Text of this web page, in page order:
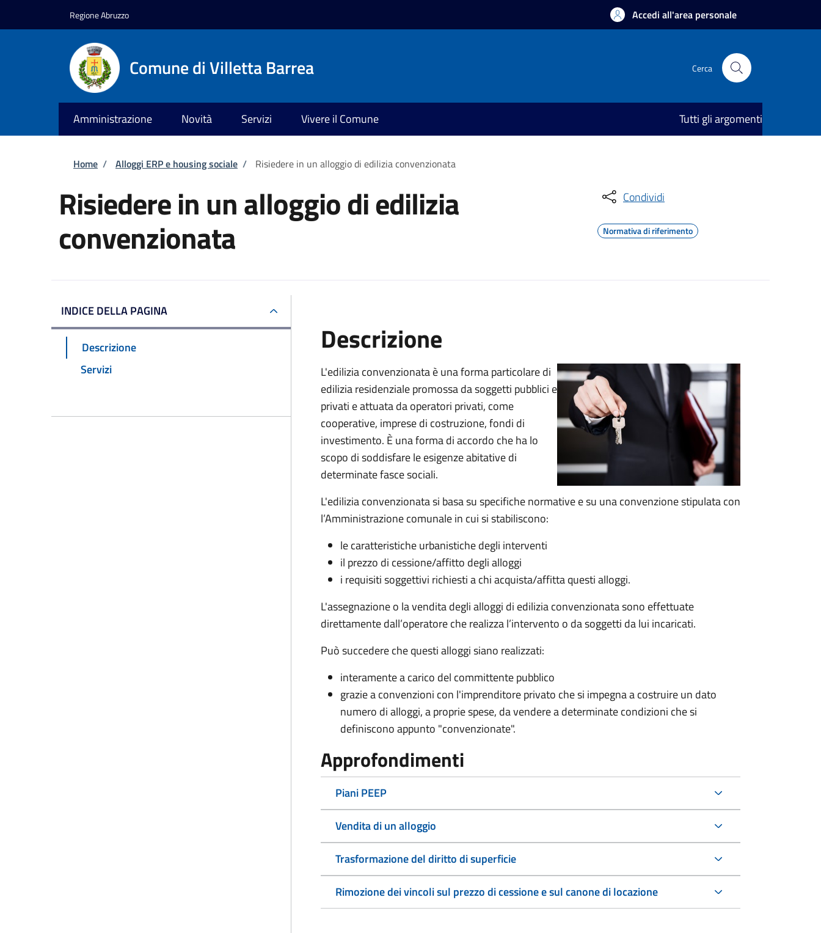
Regione Abruzzo Accedi all'area personale
Comune di Villetta Barrea Cerca
Amministrazione Novità Servizi Vivere il Comune Tutti gli argomenti
Briciole di pane
Home / Alloggi ERP e housing sociale / Risiedere in un alloggio di edilizia convenzionata
Risiedere in un alloggio di edilizia
convenzionata
Condividi
Normativa di riferimento
INDICE DELLA PAGINA
Descrizione
Servizi
Descrizione
L'edilizia convenzionata è una forma particolare di
edilizia residenziale promossa da soggetti pubblici e
privati e attuata da operatori privati, come
cooperative, imprese di costruzione, fondi di
investimento. È una forma di accordo che ha lo
scopo di soddisfare le esigenze abitative di
determinate fasce sociali.
L'edilizia convenzionata si basa su specifiche normative e su una convenzione stipulata con
l’Amministrazione comunale in cui si stabiliscono:
le caratteristiche urbanistiche degli interventi
il prezzo di cessione/affitto degli alloggi
i requisiti soggettivi richiesti a chi acquista/affitta questi alloggi.
L'assegnazione o la vendita degli alloggi di edilizia convenzionata sono effettuate
direttamente dall’operatore che realizza l’intervento o da soggetti da lui incaricati.
Può succedere che questi alloggi siano realizzati:
interamente a carico del committente pubblico
grazie a convenzioni con l'imprenditore privato che si impegna a costruire un dato
numero di alloggi, a proprie spese, da vendere a determinate condizioni che si
definiscono appunto "convenzionate".
Approfondimenti
Piani PEEP
Vendita di un alloggio
Trasformazione del diritto di superficie
Rimozione dei vincoli sul prezzo di cessione e sul canone di locazione